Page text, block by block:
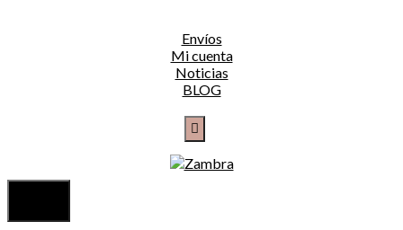
Envíos
Mi cuenta
Noticias
BLOG